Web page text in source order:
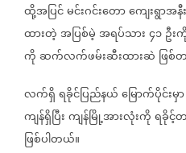
ထို့အပြင်မင်းဂင်းတောကျေးရွာအ
ထားတဲ့အပြစ်မဲ့အရပ်သား၄၁ဦး
ကိုဆက်လက်ဖမ်းဆီးထားဆဲ ဖြ
လက်ရှိရခိုင်ပြည်နယ်မြောက်ပိုင်းမှာ
ကျန်ရှိပြီးကျန်မြို့အားလုံးကိုရခိုင့်
ဖြစ်ပါတယ်။